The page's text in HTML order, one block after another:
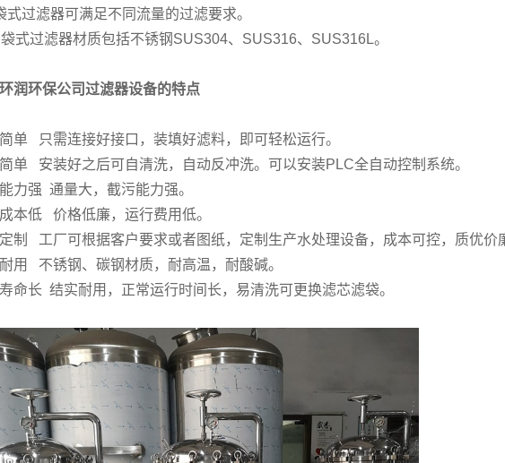
式过滤器可满足不同流量的过滤要求。
式过滤器材质包括不锈钢SUS304、SUS316、SUS316L。
润环保公司过滤器设备的特点
单 只需连接好接口，装填好滤料，即可轻松运行。
单 安装好之后可自清洗，自动反冲洗。可以安装PLC全自动控制系统。
力强 通量大，截污能力强。
本低 价格低廉，运行费用低。
制 工厂可根据客户要求或者图纸，定制生产水处理设备，成本可控，质优价
用 不锈钢、碳钢材质，耐高温，耐酸碱。
命长 结实耐用，正常运行时间长，易清洗可更换滤芯滤袋。